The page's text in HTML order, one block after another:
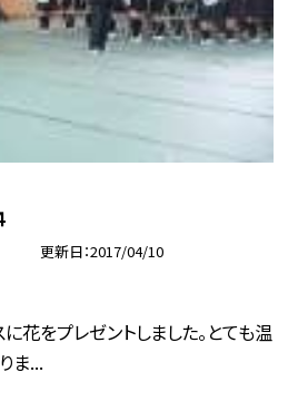
更新日 2017/04/10
花をプレゼントしました。とても温
ま...